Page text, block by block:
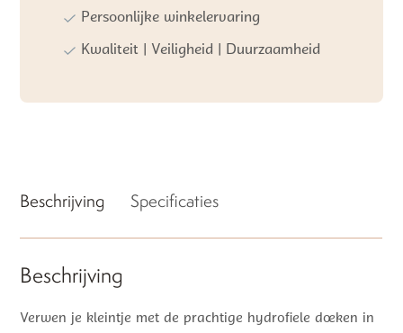
Persoonlijke winkelervaring
Kwaliteit | Veiligheid | Duurzaamheid
Beschrijving Specificaties
Beschrijving
Verwen je kleintje met de prachtige hydrofiele doeken in